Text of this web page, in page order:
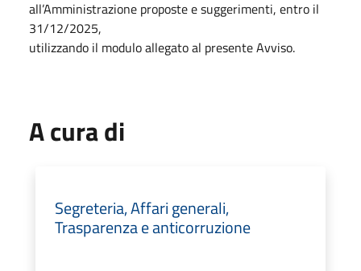
all’Amministrazione proposte e suggerimenti, entro il
31/12/2025,
utilizzando il modulo allegato al presente Avviso.
A cura di
Segreteria, Affari generali,
Trasparenza e anticorruzione